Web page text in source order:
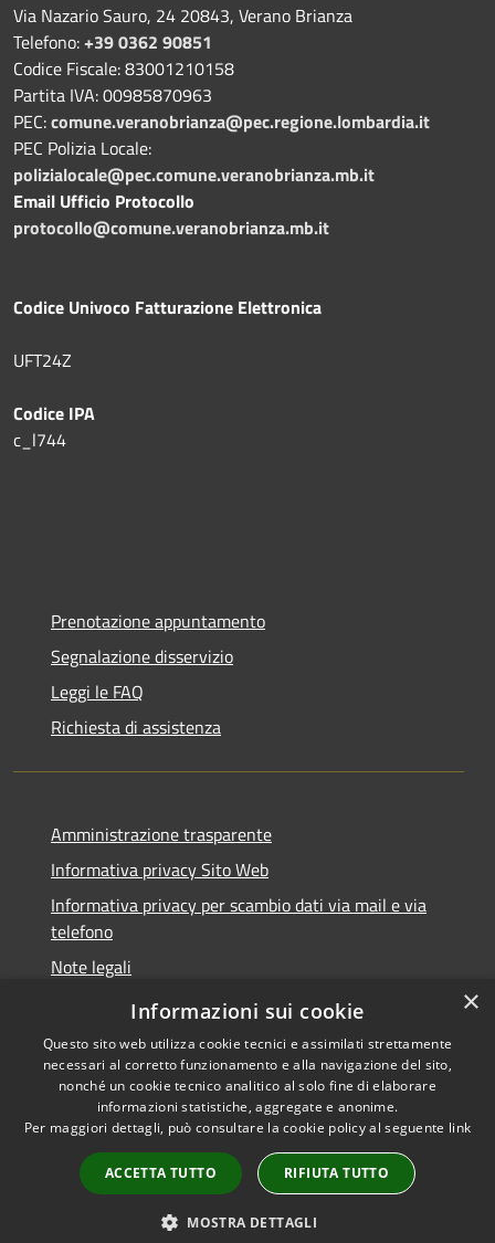
Via Nazario Sauro, 24 20843, Verano Brianza
Telefono:+39 0362 90851
Codice Fiscale: 83001210158
Partita IVA: 00985870963
PEC:comune.veranobrianza@pec.regione.lombardia.it
PEC Polizia Locale:
polizialocale@pec.comune.veranobrianza.mb.it
Email Ufficio Protocollo
protocollo@comune.veranobrianza.mb.it
Codice Univoco Fatturazione Elettronica
UFT24Z
Codice IPA
c_l744
Prenotazione appuntamento
Segnalazione disservizio
Leggi le FAQ
Richiesta di assistenza
Amministrazione trasparente
Informativa privacy Sito Web
Informativa privacy per scambio dati via mail e via
telefono
Note legali
Dichiarazione di accessibilità
Accessibilità
Copyright © 2026 • Comune di
Verano Brianza • Powered by
Municipium•
Accesso
redazione
×
Informazioni sui cookie
Questo sito web utilizza cookie tecnici e assimilati strettamente
necessari al corretto funzionamento e alla navigazione del sito,
nonché un cookie tecnico analitico al solo fine di elaborare
informazioni statistiche, aggregate e anonime.
Per maggiori dettagli, può consultare la cookie policy al seguente link
ACCETTA TUTTO RIFIUTA TUTTO
MOSTRA DETTAGLI